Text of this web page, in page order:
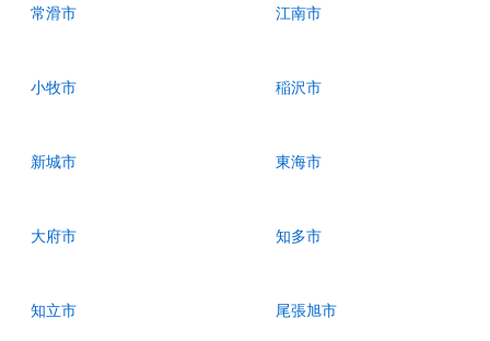
常滑市 江南市
小牧市 稲沢市
新城市 東海市
大府市 知多市
知立市 尾張旭市